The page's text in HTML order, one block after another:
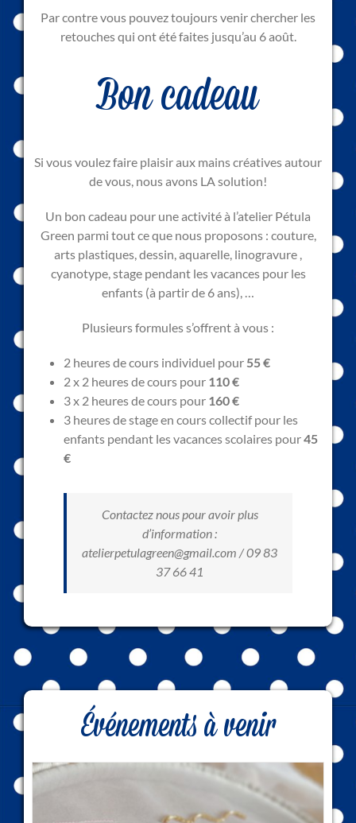
Par contre vous pouvez toujours venir chercher les
retouches qui ont été faites jusqu’au 6 août.
Bon cadeau
Si vous voulez faire plaisir aux mains créatives autour
de vous, nous avons LA solution!
Un bon cadeau pour une activité à l’atelier Pétula
Green parmi tout ce que nous proposons : couture,
arts plastiques, dessin, aquarelle, linogravure ,
cyanotype, stage pendant les vacances pour les
enfants (à partir de 6 ans), …
Plusieurs formules s’offrent à vous :
2 heures de cours individuel pour 55 €
2 x 2 heures de cours pour 110 €
3 x 2 heures de cours pour 160 €
3 heures de stage en cours collectif pour les
enfants pendant les vacances scolaires pour45
€
Contactez nous pour avoir plus
d’information :
atelierpetulagreen@gmail.com / 09 83
37 66 41
Événements à venir